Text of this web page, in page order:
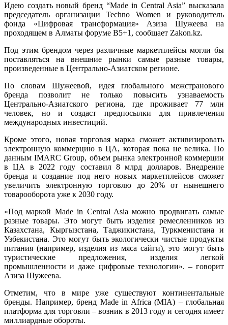
Идею создать новый бренд “Made in Central Asia” высказала
председатель организации Techno Women и руководитель
фонда «Цифровая трансформация» Азиза Шужеева на
проходящем в Алматы форуме B5+1, сообщает Zakon.kz.
Под этим брендом через различные маркетплейсы могли бы
поставляться на внешние рынки самые разные товары,
произведенные в Центрально-Азиатском регионе.
По словам Шужеевой, идея глобального межстранового
бренда позволит не только повысить узнаваемость
Центрально-Азиатского региона, где проживает 77 млн
человек, но и создаст предпосылки для привлечения
международных инвестиций.
Кроме этого, новая торговая марка сможет активизировать
электронную коммерцию в ЦА, которая пока не велика. По
данным IMARC Group, объем рынка электронной коммерции
в ЦА в 2022 году составил 8 млрд долларов. Внедрение
бренда и создание под него новых маркетплейсов сможет
увеличить электронную торговлю до 20% от нынешнего
товарооборота уже к 2030 году.
«Под маркой Made in Central Asia можно продвигать самые
разные товары. Это могут быть изделия ремесленников из
Казахстана, Кыргызстана, Таджикистана, Туркменистана и
Узбекистана. Это могут быть экологически чистые продукты
питания (например, изделия из мяса сайги), это могут быть
туристические предложения, изделия легкой
промышленности и даже цифровые технологии». – говорит
Азиза Шужеева.
Отметим, что в мире уже существуют континентальные
бренды. Например, бренд Made in Africa (MIA) – глобальная
платформа для торговли – возник в 2013 году и сегодня имеет
миллиардные обороты.